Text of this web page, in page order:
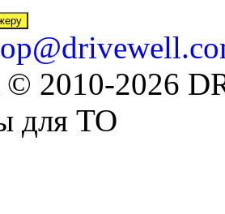
2010-2026
для ТО